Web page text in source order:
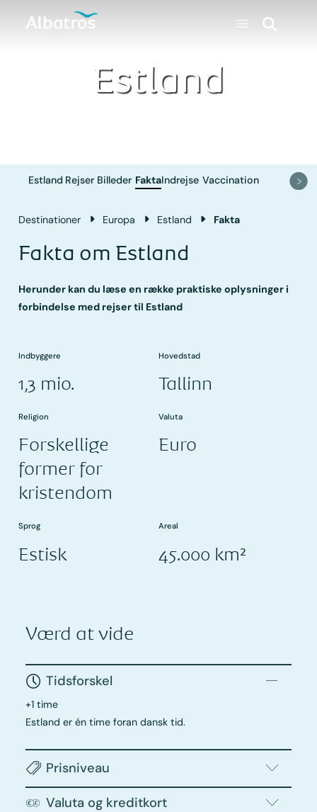
Estland
Estland Rejser Billeder FaktaIndrejse Vaccination
Destinationer Europa Estland Fakta
Fakta om Estland
Herunder kan du læse en række praktiske oplysninger i
forbindelse med rejser til Estland
Indbyggere
1,3 mio.
Hovedstad
Tallinn
Religion
Forskellige
former for
kristendom
Valuta
Euro
Sprog
Estisk
Areal
45.000 km²
Værd at vide
Tidsforskel
+1 time
Estland er én time foran dansk tid.
Prisniveau
Valuta og kreditkort